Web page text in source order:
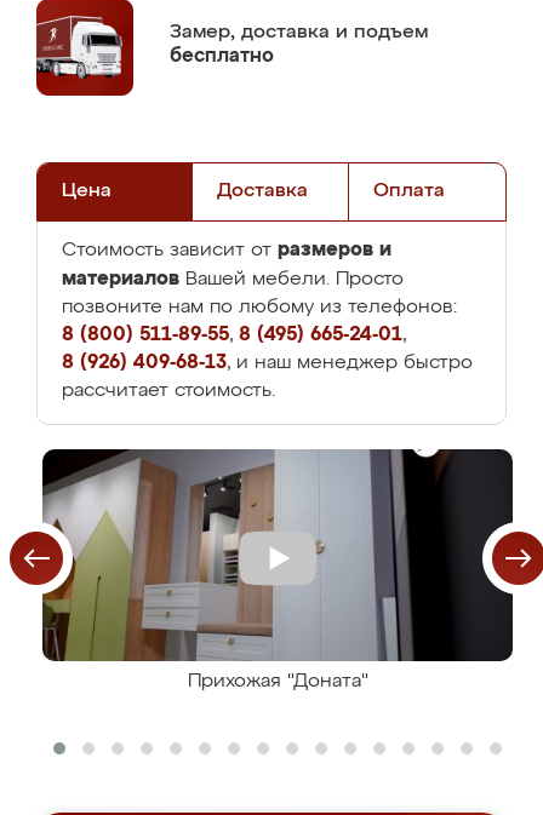
Замер, доставка и подъем
бесплатно
Цена Доставка Оплата
Стоимость зависит от размеров и
материалов Вашей мебели. Просто
позвоните нам по любому из телефонов:
8 (800) 511-89-55, 8 (495) 665-24-01,
8 (926) 409-68-13, и наш менеджер быстро
рассчитает стоимость.
Прихожая "Доната"